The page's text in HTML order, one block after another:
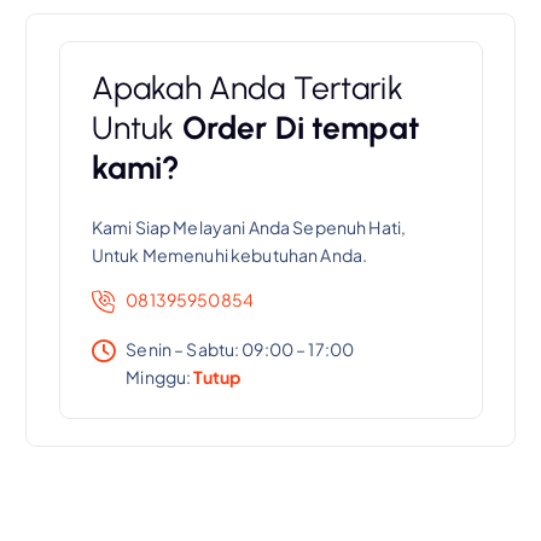
Apakah Anda Tertarik
Untuk Order Di tempat
kami?
Kami Siap Melayani Anda Sepenuh Hati,
Untuk Memenuhi kebutuhan Anda.
081395950854
Senin – Sabtu: 09:00 – 17:00
Minggu:Tutup